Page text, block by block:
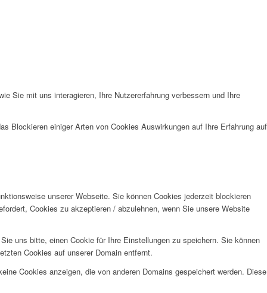
Sie mit uns interagieren, Ihre Nutzererfahrung verbessern und Ihre
Blockieren einiger Arten von Cookies Auswirkungen auf Ihre Erfahrung auf
unserer Webseite. Sie können Cookies jederzeit blockieren
Cookies zu akzeptieren / abzulehnen, wenn Sie unsere Website
uns bitte, einen Cookie für Ihre Einstellungen zu speichern. Sie können
Cookies auf unserer Domain entfernt.
Cookies anzeigen, die von anderen Domains gespeichert werden. Diese